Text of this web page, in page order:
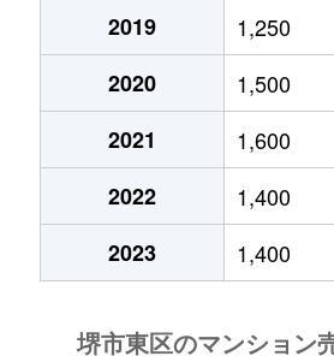
2019
1,250
2020
1,500
2021
1,600
2022
1,400
2023
1,400